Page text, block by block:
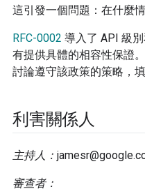
這引發一個問題：在什麼
RFC-0002 導入了 API 級
有提供具體的相容性保證
討論遵守該政策的策略，填
利害關係人
主持人：
審查者：